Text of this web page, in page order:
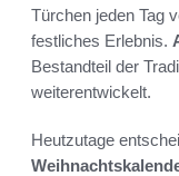
Türchen jeden Tag
festliches Erlebnis.
Bestandteil der
weiterentwickelt.
Heutzutage